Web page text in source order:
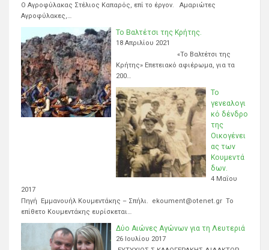
Ο Αγροφύλακας Στέλιος Καπαρός, επί το έργον. Αμαριώτες
Αγροφύλακες,…
Το Βαλτέτσι της Κρήτης.
18 Απριλίου 2021
«Το Βαλτέτσι της
Κρήτης» Επετειακό αφιέρωμα, για τα
200…
Το
γενεαλογι
κό δένδρο
της
Οικογένει
ας των
Κουμεντά
δων.
4 Μαΐου
2017
Πηγή Εμμανουήλ Κουμεντάκης – Σπήλι. ekoument@otenet.gr Το
επίθετο Κουμεντάκης ευρίσκεται…
Δύο Αιώνες Αγώνων για τη Λευτεριά
26 Ιουλίου 2017